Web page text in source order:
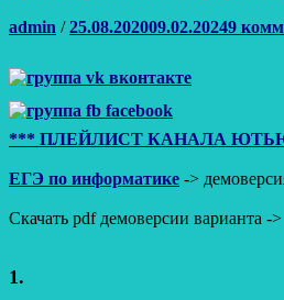
Автор
admin / Опубликовано
25.08.202009.02.20249
*** ПЛЕЙЛИСТ КАНАЛА
ЕГЭ по информатике ->
Скачать pdf демоверсии варианта ->
1.